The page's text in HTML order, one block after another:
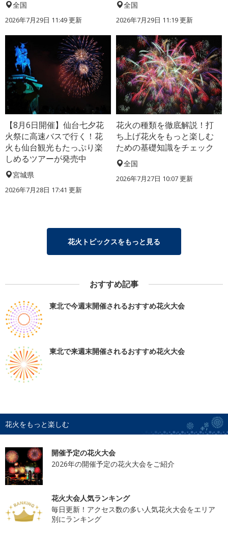
全国
2026年7月29日 11:49 更新
全国
2026年7月29日 11:19 更新
【8月6日開催】仙台七夕花
火祭に高速バスで行く！花
火も仙台観光もたっぷり楽
しめるツアーが発売中
宮城県
2026年7月28日 17:41 更新
花火の種類を徹底解説！打
ち上げ花火をもっと楽しむ
ための基礎知識をチェック
全国
2026年7月27日 10:07 更新
花火トピックスをもっと見る
おすすめ記事
東北で今週末開催されるおすすめ花火大会
東北で来週末開催されるおすすめ花火大会
花火をもっと楽しむ
開催予定の花火大会
2026年の開催予定の花火大会をご紹介
花火大会人気ランキング
毎日更新！アクセス数の多い人気花火大会をエリア
別にランキング